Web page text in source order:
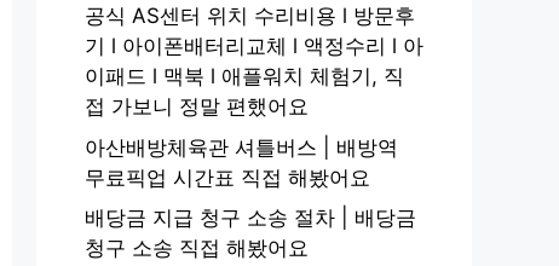
공식 AS센터 위치 수리비용 l 방문후
기 l 아이폰배터리교체 l 액정수리 l 아
이패드 l 맥북 l 애플워치 체험기, 직
접 가보니 정말 편했어요
아산배방체육관 셔틀버스 | 배방역
무료픽업 시간표 직접 해봤어요
배당금 지급 청구 소송 절차 | 배당금
청구 소송 직접 해봤어요